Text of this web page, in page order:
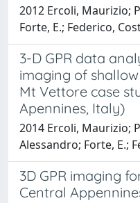
2012 Ercoli, Maurizio;
Forte, E.; Federico,
3-D GPR data
imaging of
Mt Vettore case
Apennines, Italy)
2014 Ercoli, Maurizio;
Alessandro; Forte, E.;
3D GPR imaging
Central